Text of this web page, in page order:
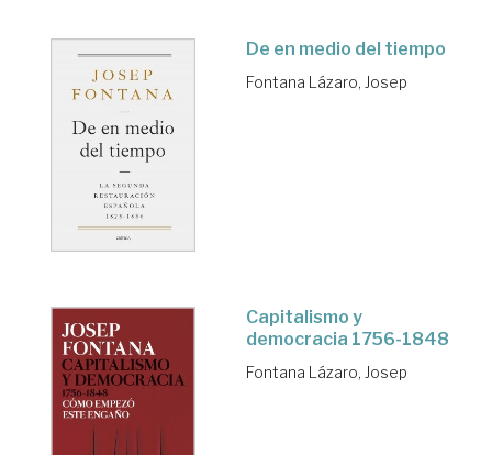
De en medio del tiempo
Fontana Lázaro, Josep
Capitalismo y
democracia 1756-1848
Fontana Lázaro, Josep